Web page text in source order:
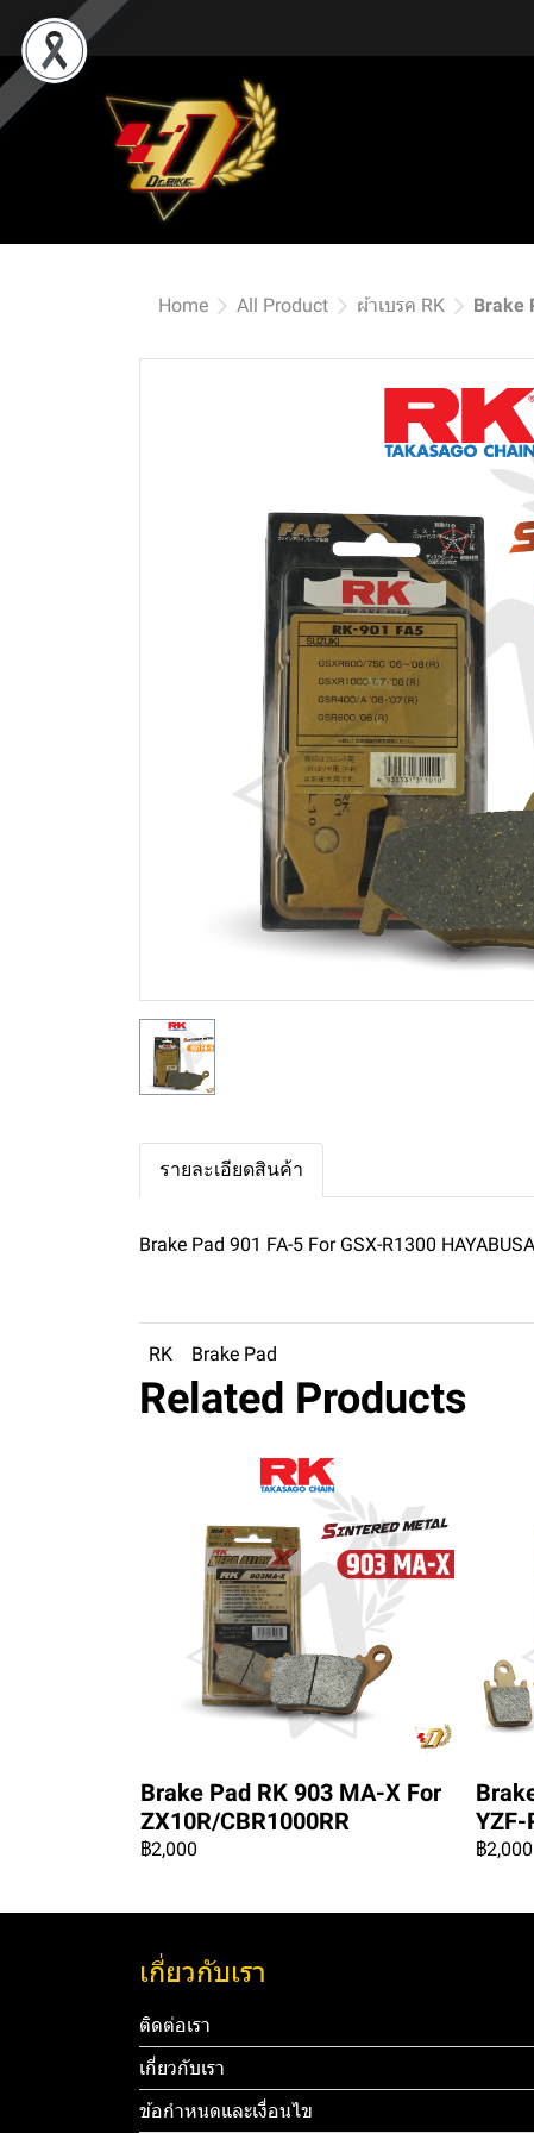
Home All Product ผ้าเบรค RK Brake
รายละเอียดสินค้า
Brake Pad 901 FA-5 For GSX-R1300
RK Brake Pad
Related Products
Brake Pad RK 903 MA-X For
ZX10R/CBR1000RR
฿2,000
YZF-
฿2,000
เกี่ยวกับเรา
ติดต่อเรา
เกี่ยวกับเรา
ข้อกำหนดและเงื่อนไข